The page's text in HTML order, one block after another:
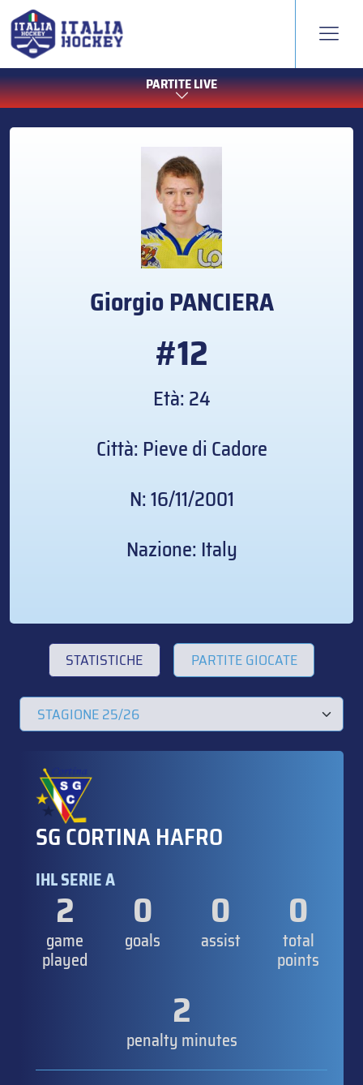
PARTITE LIVE
GiorgioPANCIERA
#12
Età: 24
Città: Pieve di Cadore
N: 16/11/2001
Nazione: Italy
STATISTICHE PARTITE GIOCATE
SG CORTINA HAFRO
IHL SERIE A
2
game
played
0
goals
0
assist
0
total
points
2
penalty minutes